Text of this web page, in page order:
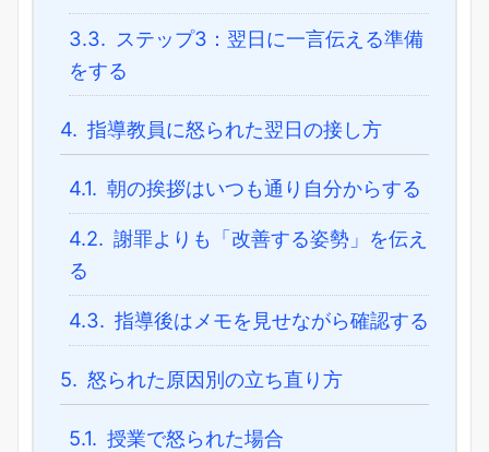
3.3. ステップ3：翌日に一言伝える準備
をする
4. 指導教員に怒られた翌日の接し方
4.1. 朝の挨拶はいつも通り自分からする
4.2. 謝罪よりも「改善する姿勢」を伝え
る
4.3. 指導後はメモを見せながら確認する
5. 怒られた原因別の立ち直り方
5.1. 授業で怒られた場合